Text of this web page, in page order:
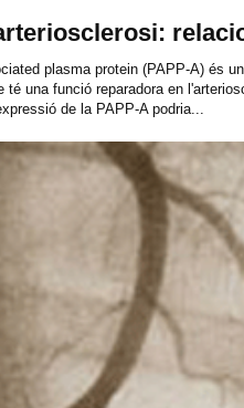
plasma protein (PAPP-A) és
té una funció reparadora en
de la PAPP-A podria...